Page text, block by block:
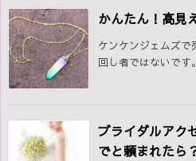
かんたん！高見
ケンケンジェムズで
回し者ではないです
ブライダルアク
でと頼まれたら